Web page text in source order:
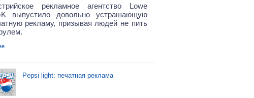
рекламное агентство Lowe
выпустило довольно устрашающую
рекламу, призывая людей не пить
Pepsi light: печатная реклама